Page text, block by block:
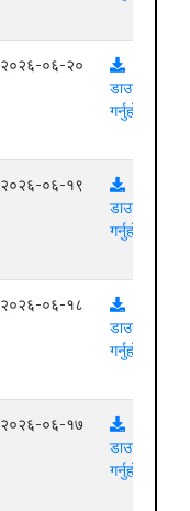
२०२६-०६-२०
डाउनलोड
गर्नुहोस्
२०२६-०६-१९
डाउनलोड
गर्नुहोस्
२०२६-०६-१८
डाउनलोड
गर्नुहोस्
२०२६-०६-१७
डाउनलोड
गर्नुहोस्